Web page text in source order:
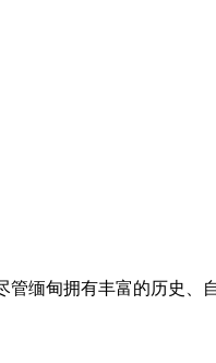
缅甸拥有丰富的历史